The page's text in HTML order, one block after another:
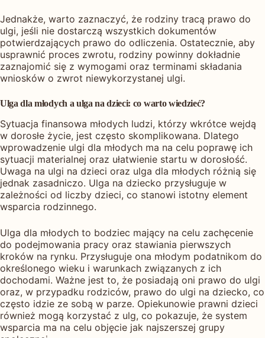
Jednakże, warto zaznaczyć, że rodziny tracą prawo do
ulgi, jeśli nie dostarczą wszystkich dokumentów
potwierdzających prawo do odliczenia. Ostatecznie, aby
usprawnić proces zwrotu, rodziny powinny dokładnie
zaznajomić się z wymogami oraz terminami składania
wniosków o zwrot niewykorzystanej ulgi.
Ulga dla młodych a ulga na dzieci: co warto wiedzieć?
Sytuacja finansowa młodych ludzi, którzy wkrótce wejdą
w dorosłe życie, jest często skomplikowana. Dlatego
wprowadzenie ulgi dla młodych ma na celu poprawę ich
sytuacji materialnej oraz ułatwienie startu w dorosłość.
Uwaga na ulgi na dzieci oraz ulga dla młodych różnią się
jednak zasadniczo. Ulga na dziecko przysługuje w
zależności od liczby dzieci, co stanowi istotny element
wsparcia rodzinnego.
Ulga dla młodych to bodziec mający na celu zachęcenie
do podejmowania pracy oraz stawiania pierwszych
kroków na rynku. Przysługuje ona młodym podatnikom do
określonego wieku i warunkach związanych z ich
dochodami. Ważne jest to, że posiadają oni prawo do ulgi
oraz, w przypadku rodziców, prawo do ulgi na dziecko, co
często idzie ze sobą w parze. Opiekunowie prawni dzieci
również mogą korzystać z ulg, co pokazuje, że system
wsparcia ma na celu objęcie jak najszerszej grupy